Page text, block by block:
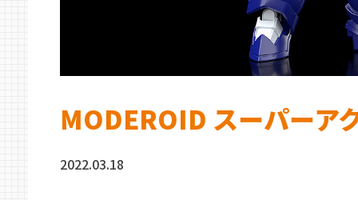
MODEROID スーパーア
2022.03.18